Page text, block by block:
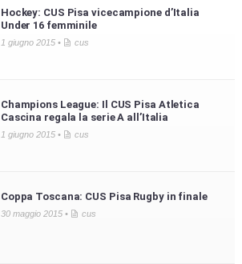
Hockey: CUS Pisa vicecampione d’Italia
Under 16 femminile
1 giugno 2015 • cus
Champions League: Il CUS Pisa Atletica
Cascina regala la serie A all’Italia
1 giugno 2015 • cus
Coppa Toscana: CUS Pisa Rugby in finale
30 maggio 2015 • cus